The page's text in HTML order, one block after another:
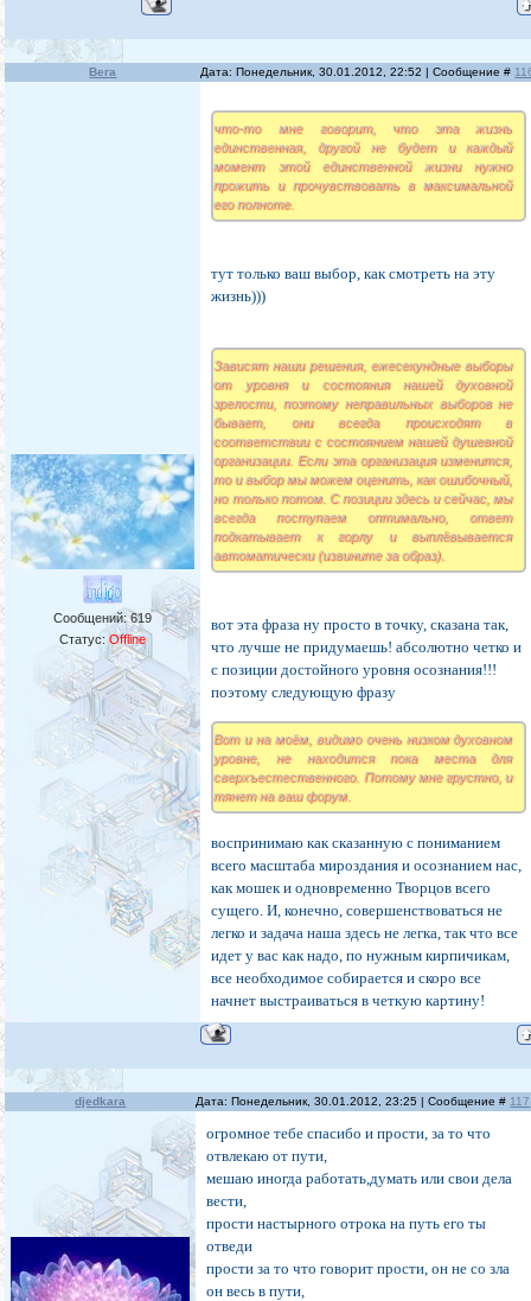
Вега Дата: Понедельник, 30.01.2012, 22:52 | Сообщение #
Сообщений:619
Статус:Offline
что-то мне говорит, что эта жизнь
единственная, другой не будет и каждый
момент этой единственной жизни нужно
прожить и прочувствовать в максимальной
его полноте.
тут только ваш выбор, как смотреть на эту
жизнь)))
Зависят наши решения, ежесекундные выборы
от уровня и состояния нашей духовной
зрелости, поэтому неправильных выборов не
бывает, они всегда происходят в
соответствии с состоянием нашей душевной
организации. Если эта организация изменится,
то и выбор мы можем оценить, как ошибочный,
но только потом. С позиции здесь и сейчас, мы
всегда поступаем оптимально, ответ
подкатывает к горлу и выплёвывается
автоматически (извините за образ).
вот эта фраза ну просто в точку, сказана так,
что лучше не придумаешь! абсолютно четко и
с позиции достойного уровня осознания!!!
поэтому следующую фразу
Вот и на моём, видимо очень низком духовном
уровне, не находится пока места для
сверхъестественного. Потому мне грустно, и
тянет на ваш форум.
воспринимаю как сказанную с пониманием
всего масштаба мироздания и осознанием нас,
как мошек и одновременно Творцов всего
сущего. И, конечно, совершенствоваться не
легко и задача наша здесь не легка, так что все
идет у вас как надо, по нужным кирпичикам,
все необходимое собирается и скоро все
начнет выстраиваться в четкую картину!
djedkara Дата: Понедельник, 30.01.2012, 23:25 | Сообщение # 117
огромное тебе спасибо и прости, за то что
отвлекаю от пути,
мешаю иногда работать,думать или свои дела
вести,
прости настырного отрока на путь его ты
отведи
прости за то что говорит прости, он не со зла
он весь в пути,